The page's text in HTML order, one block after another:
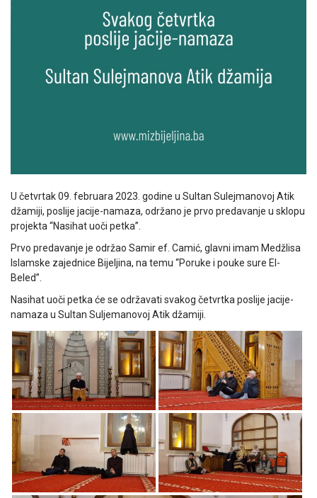
U četvrtak 09. februara 2023. godine u Sultan Sulejmanovoj Atik
džamiji, poslije jacije-namaza, održano je prvo predavanje u sklopu
projekta “Nasihat uoči petka”.
Prvo predavanje je održao Samir ef. Camić, glavni imam Medžlisa
Islamske zajednice Bijeljina, na temu “Poruke i pouke sure El-
Beled”.
Nasihat uoči petka će se održavati svakog četvrtka poslije jacije-
namaza u Sultan Suljemanovoj Atik džamiji.